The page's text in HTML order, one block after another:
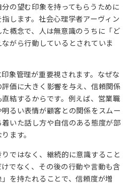
の望む印象を持ってもらうために
します。社会心理学者アーヴィン
概念で、人は無意識のうちに「ど
がら行動しているとされていま
象管理が重要視されます。なぜな
価に大きく影響を与え、信頼関係
結するからです。例えば、営業職
るい表情が顧客との関係をスムー
いた話し方や自信のある態度が部
ます。
ではなく、継続的に意識すること
でなく、その後の行動や言動も含
を持たれることで、信頼度が増